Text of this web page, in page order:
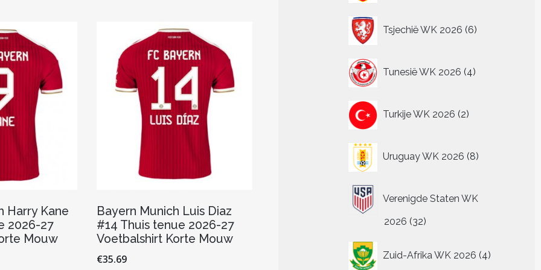
kan
gekozen
worden
productpagina
gekozen
worden
op
de
productpagina
Harry Kane
2026-27
Mouw
Bayern Munich Luis Diaz
#14 Thuis tenue 2026-27
Voetbalshirt Korte Mouw
€35.69
Tsjechië WK 2026 6
producten
Tunesië WK 2026 4
producten
Turkije WK 2026 2
producten
Uruguay WK 2026 8
producten
Verenigde Staten WK
2026 3232
Zuid-Afrika WK 2026 4
producten